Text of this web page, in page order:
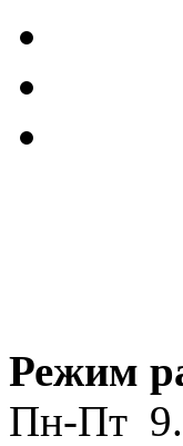
Режим
Пн-Пт